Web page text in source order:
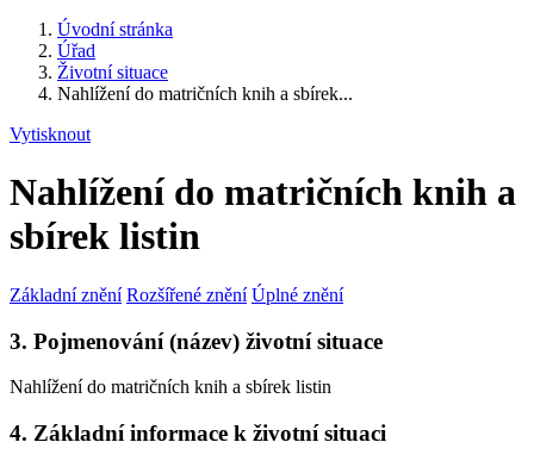
Úvodní stránka
Úřad
Životní situace
Nahlížení do matričních knih a sbírek...
Vytisknout
Nahlížení do matričních knih a
sbírek listin
Základní znění Rozšířené znění Úplné znění
3. Pojmenování (název) životní situace
Nahlížení do matričních knih a sbírek listin
4. Základní informace k životní situaci